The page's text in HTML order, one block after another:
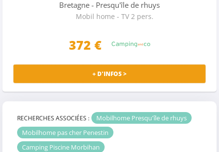
Bretagne - Presqu'île de rhuys
Mobil home - TV 2 pers.
372 €
+ D'INFOS >
RECHERCHES ASSOCIÉES :
Mobilhome Presqu'île de rhuys
Mobilhome pas cher Penestin
Camping Piscine Morbihan